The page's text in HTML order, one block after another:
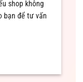
shop không
bạn để tư vấn